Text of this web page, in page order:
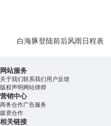
白海豚登陆前后风雨日程表
网站服务
关于我们联系我们用户反馈
版权声明 网站律师
营销中心
商务合作广告服务
媒资合作
相关链接